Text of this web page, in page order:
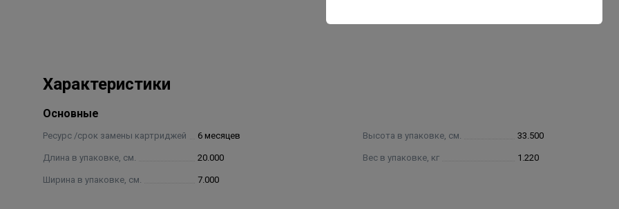
Характеристики
Основные
Ресурс /срок замены картриджей 6 месяцев
Длина в упаковке, см. 20.000
Ширина в упаковке, см. 7.000
Высота в упаковке, см. 33.500
Вес в упаковке, кг 1.220